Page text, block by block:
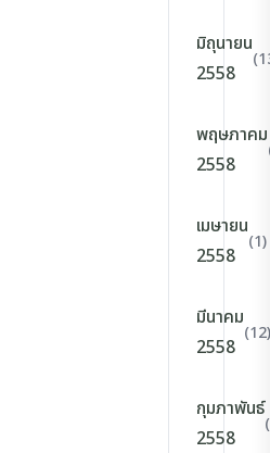
มิถุนายน
2558
พฤษภาคม
2558
เมษายน
2558
(1)
มีนาคม
2558
(12)
กุมภาพันธ์
2558